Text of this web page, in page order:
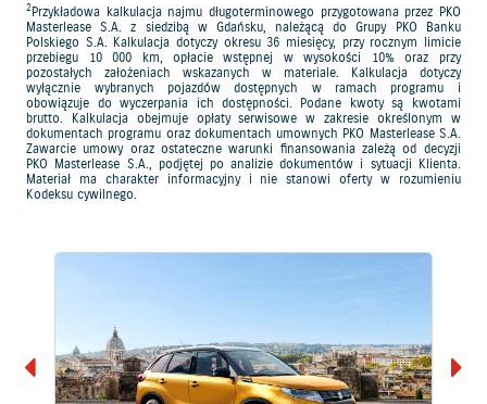
2Przykładowa kalkulacja najmu długoterminowego przygotowana przez PKO
Masterlease S.A. z siedzibą w Gdańsku, należącą do Grupy PKO Banku
Polskiego S.A. Kalkulacja dotyczy okresu 36 miesięcy, przy rocznym limicie
przebiegu 10 000 km, opłacie wstępnej w wysokości 10% oraz przy
pozostałych założeniach wskazanych w materiale. Kalkulacja dotyczy
wyłącznie wybranych pojazdów dostępnych w ramach programu i
obowiązuje do wyczerpania ich dostępności. Podane kwoty są kwotami
brutto. Kalkulacja obejmuje opłaty serwisowe w zakresie określonym w
dokumentach programu oraz dokumentach umownych PKO Masterlease S.A.
Zawarcie umowy oraz ostateczne warunki finansowania zależą od decyzji
PKO Masterlease S.A., podjętej po analizie dokumentów i sytuacji Klienta.
Materiał ma charakter informacyjny i nie stanowi oferty w rozumieniu
Kodeksu cywilnego.